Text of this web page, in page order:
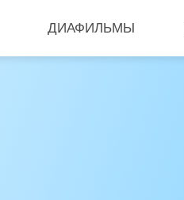
ДИАФИЛЬМЫ